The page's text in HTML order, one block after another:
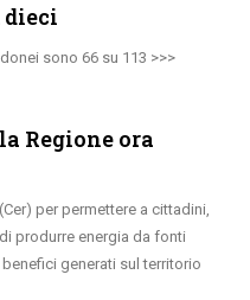
dieci
sono 66 su 113
Regione ora
per permettere a cittadini,
produrre energia da fonti
generati sul territorio